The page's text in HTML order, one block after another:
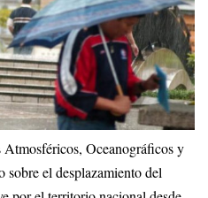
Oceanográficos y
sobre el desplazamiento del